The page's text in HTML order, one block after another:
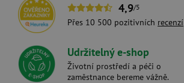
4,9/5
Přes 10 500 pozitivních recenzí
Udržitelný e-shop
Životní prostředí a péči o
zaměstnance bereme vážně.